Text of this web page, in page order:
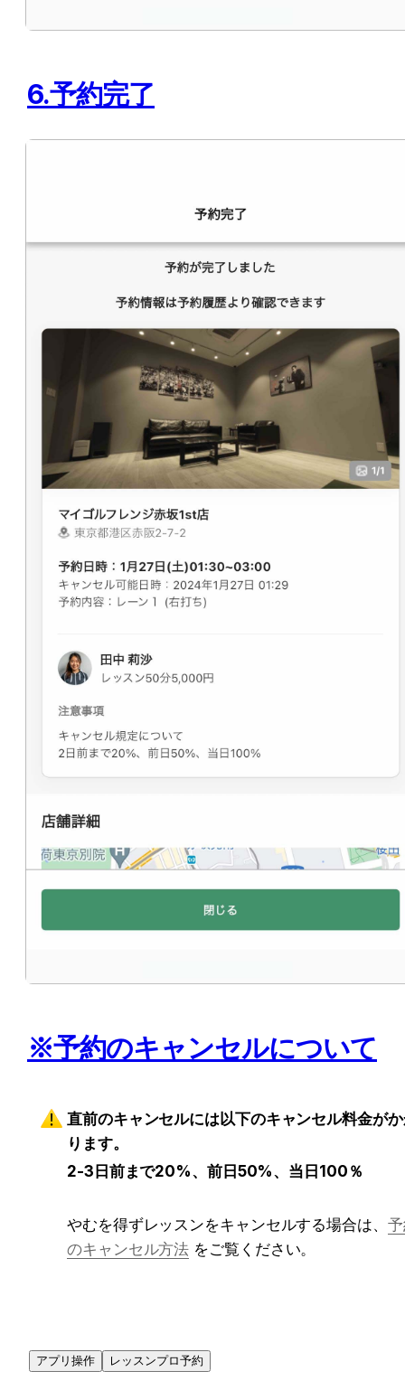
6.予約完了
※予約のキャンセルについて
直前のキャンセルには以下のキャンセル料金が
ります。
2-3日前まで20%、前日50%、当日100％
やむを得ずレッスンをキャンセルする場合は、
のキャンセル方法 をご覧ください。
アプリ操作 レッスンプロ予約